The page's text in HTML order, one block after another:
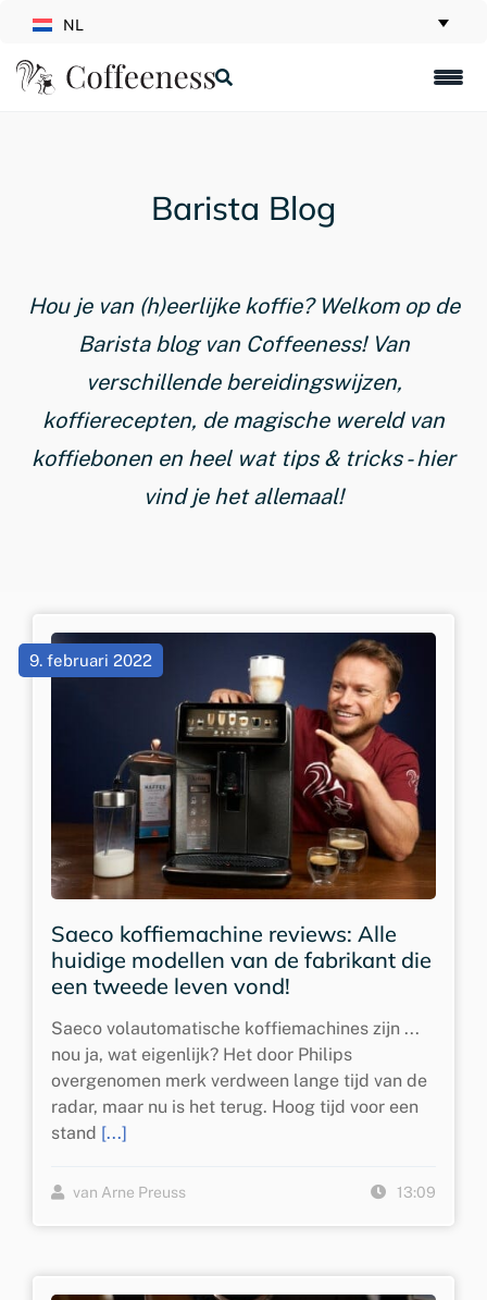
NL
Barista Blog
Hou je van (h)eerlijke koffie? Welkom op de
Barista blog van Coffeeness! Van
verschillende bereidingswijzen,
koffierecepten, de magische wereld van
koffiebonen en heel wat tips & tricks - hier
vind je het allemaal!
9. februari 2022
Saeco koffiemachine reviews: Alle
huidige modellen van de fabrikant die
een tweede leven vond!
Saeco volautomatische koffiemachines zijn ...
nou ja, wat eigenlijk? Het door Philips
overgenomen merk verdween lange tijd van de
radar, maar nu is het terug. Hoog tijd voor een
stand [...]
van Arne Preuss 13:09